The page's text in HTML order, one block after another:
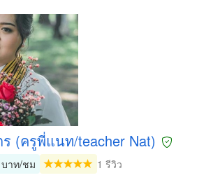
(ครูพี่แนท/teacher Nat)
าท/ชม
1 รีวิว